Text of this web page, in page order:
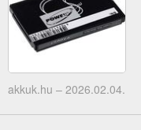
akkuk.hu – 2026.02.04.